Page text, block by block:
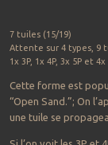
7 tuiles (15/19)
Attente sur 4 types, 9
1x 3P, 1x 4P, 3x 5P et
Cette forme est
“Open Sand.”; On
une tuile se